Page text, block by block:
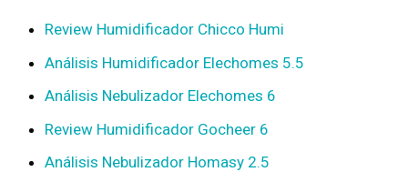
Review Humidificador Chicco Humi
Análisis Humidificador Elechomes 5.5
Análisis Nebulizador Elechomes 6
Review Humidificador Gocheer 6
Análisis Nebulizador Homasy 2.5